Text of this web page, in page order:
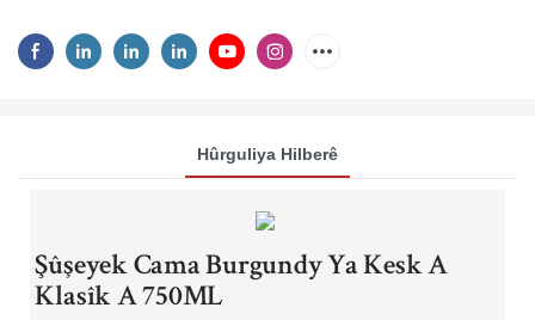
Hûrguliya Hilberê
Şûşeyek Cama Burgundy Ya Kesk A
Klasîk A 750ML